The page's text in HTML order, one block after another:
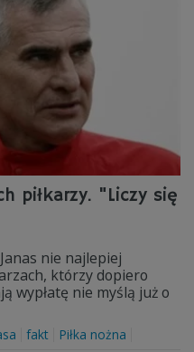
piłkarzy. "Liczy się
nie najlepiej
którzy dopiero
wypłatę nie myślą już o
fakt Piłka nożna